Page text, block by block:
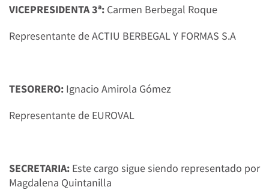
VICEPRESIDENTA 3ª: Carmen Berbegal Roque
Representante de ACTIU BERBEGAL Y FORMAS S.A
TESORERO: Ignacio Amirola Gómez
Representante de EUROVAL
SECRETARIA: Este cargo sigue siendo representado por
Magdalena Quintanilla